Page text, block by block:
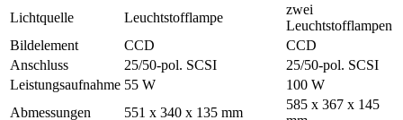
Lichtquelle
Leuchtstofflampe
zwei
Leuchtstofflampen
Bildelement
CCD
CCD
Anschluss
25/50-pol. SCSI
25/50-pol. SCSI
Leistungsaufnahme 55 W
100 W
Abmessungen
551 x 340 x 135 mm
585 x 367 x 145